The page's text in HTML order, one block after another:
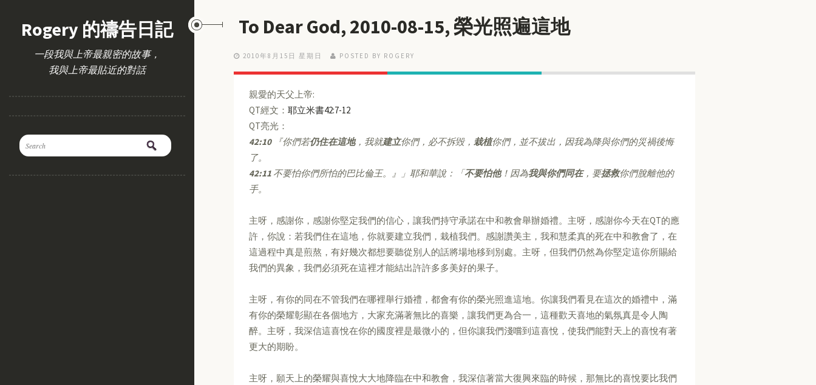
Rogery 的禱告日記
一段我與上帝最親密的故事，
我與上帝最貼近的對話
To Dear God, 2010-08-15, 榮光照遍這地
2010年8月15日 星期日 POSTED BY ROGERY
親愛的天父上帝:
QT經文： 耶立米書42:7-12
QT亮光：
42:10『你們若仍住在這地，我就建立你們，必不拆毀， 栽植你們，並不拔出，因我為降與你們的災禍後悔
了。
42:11 不要怕你們所怕的巴比倫王。』」耶和華說：「不要怕他！因為我與你們同在，要拯救你們脫離他的
手。
主呀，感謝你，感謝你堅定我們的信心，讓我們持守承諾在中和教會舉辦婚禮。主呀，感謝你今天在QT的應
許，你說：若我們住在這地，你就要建立我們，栽植我們。感謝讚美主，我和慧柔真的死在中和教會了，在
這過程中真是煎熬，有好幾次都想要聽從別人的話將場地移到別處。主呀，但我們仍然為你堅定這你所賜給
我們的異象，我們必須死在這裡才能結出許許多多美好的果子。
主呀，有你的同在不管我們在哪裡舉行婚禮，都會有你的榮光照進這地。你讓我們看見在這次的婚禮中，滿
有你的榮耀彰顯在各個地方，大家充滿著無比的喜樂，讓我們更為合一，這種歡天喜地的氣氛真是令人陶
醉。主呀，我深信這喜悅在你的國度裡是最微小的，但你讓我們淺嚐到這喜悅，使我們能對天上的喜悅有著
更大的期盼。
主呀，願天上的榮耀與喜悅大大地降臨在中和教會，我深信著當大復興來臨的時候，那無比的喜悅要比我們